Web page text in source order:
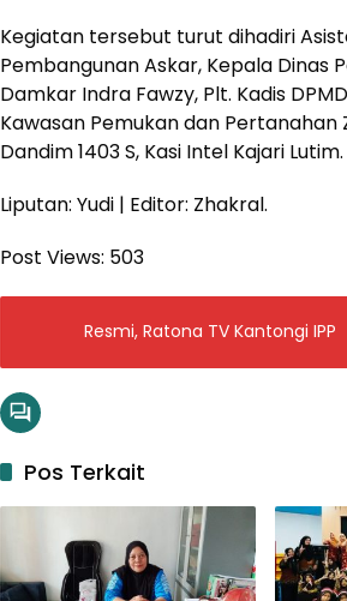
Kegiatan tersebut turut dihadiri
Pembangunan Askar, Kepala Dinas
Damkar Indra Fawzy, Plt. Kadis
Kawasan Pemukan dan
Dandim 1403 S, Kasi Intel Kajari Lutim.
Liputan: Yudi | Editor: Zhakral.
Post Views: 503
Resmi, Ratona TV Kantongi IPP
Pos Terkait